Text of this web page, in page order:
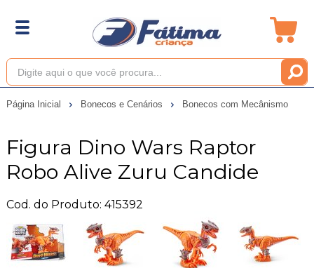
Página Inicial Bonecos e Cenários Bonecos com Mecânismo
Figura Dino Wars Raptor
Robo Alive Zuru Candide
Cod. do Produto: 415392